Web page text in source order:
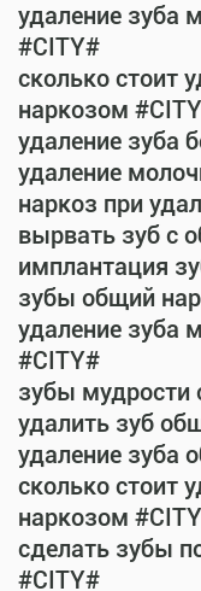
удаление зуба
#CITY#
сколько стоит
наркозом
удаление зуба
удаление
наркоз при
вырвать зуб с
имплантация
зубы общий
удаление зуба
#CITY#
зубы мудрости
удалить зуб
удаление зуба
сколько стоит
наркозом
сделать зубы
#CITY#